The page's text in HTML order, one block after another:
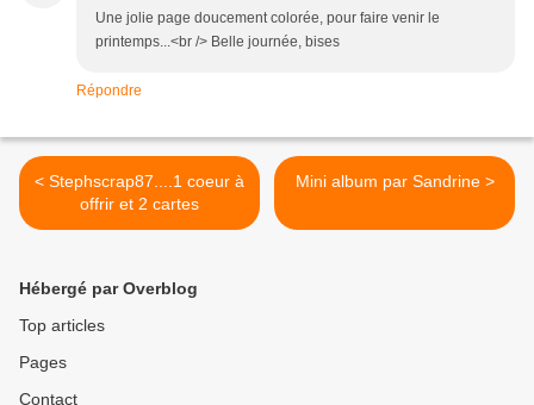
Une jolie page doucement colorée, pour faire venir le
printemps...<br /> Belle journée, bises
Répondre
< Stephscrap87....1 coeur à
offrir et 2 cartes
Mini album par Sandrine >
Hébergé par Overblog
Top articles
Pages
Contact